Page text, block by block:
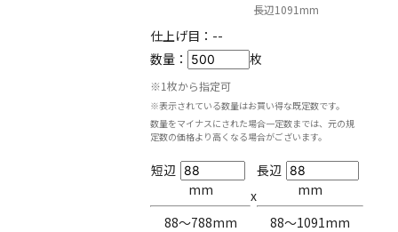
長辺1091mm
仕上げ目： --
数量：
枚
※1枚から指定可
※表示されている数量はお買い得な既定数です。
数量をマイナスにされた場合一定数までは、元の規
定数の価格より高くなる場合がございます。
短辺
mm
88〜788mm
x
長辺
mm
88〜1091mm